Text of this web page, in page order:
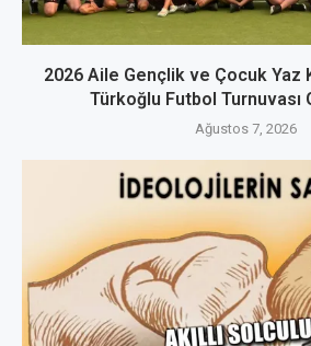
2026 Aile Gençlik ve Çocuk Yaz
Türkoğlu Futbol Turnuvası
Ağustos 7, 2026